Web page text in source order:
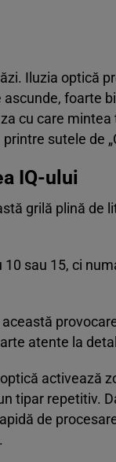
Iluzia optică
foarte
cu care
sutele de
IQ-ului
grilă plină de
sau 15, ci
atente la
activează
tipar repetitiv.
de